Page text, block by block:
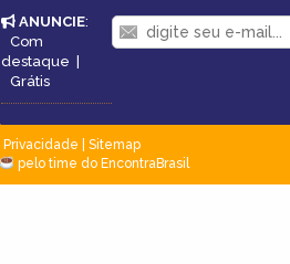
ANUNCIE:
Com
destaque |
Grátis
Privacidade
Sitemap
pelo time do EncontraBrasil